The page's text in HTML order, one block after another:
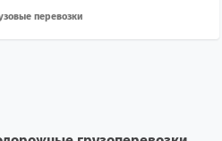
перевозки